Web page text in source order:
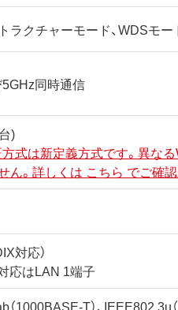
ラクチャーモード、WDSモー
同時通信
)
式は新定義方式です。異な
ん。詳しくは こちら でご確
対応）
応はLAN 1端子
1000BASE-T）、IEEE802.3u